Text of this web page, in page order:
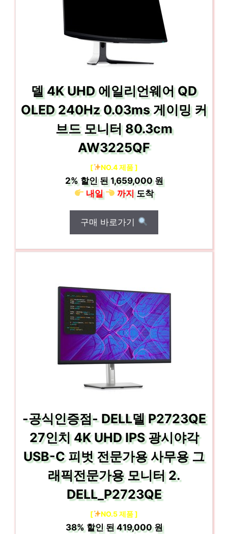
델 4K UHD 에일리언웨어 QD
OLED 240Hz 0.03ms 게이밍 커
브드 모니터 80.3cm
AW3225QF
[ NO.4 제품 ]
2%할인 된1,659,000 원
내일
까지도착
구매 바로가기
-공식인증점- DELL델 P2723QE
27인치 4K UHD IPS 광시야각
USB-C 피벗 전문가용 사무용 그
래픽전문가용 모니터 2.
DELL_P2723QE
[ NO.5 제품 ]
38%할인 된419,000 원